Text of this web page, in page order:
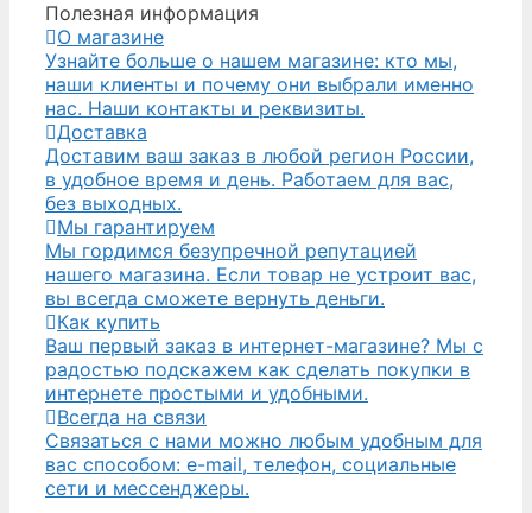
Полезная информация
О магазине
Узнайте больше о нашем магазине: кто мы,
наши клиенты и почему они выбрали именно
нас. Наши контакты и реквизиты.
Доставка
Доставим ваш заказ в любой регион России,
в удобное время и день. Работаем для вас,
без выходных.
Мы гарантируем
Мы гордимся безупречной репутацией
нашего магазина. Если товар не устроит вас,
вы всегда сможете вернуть деньги.
Как купить
Ваш первый заказ в интернет-магазине? Мы с
радостью подскажем как сделать покупки в
интернете простыми и удобными.
Всегда на связи
Связаться с нами можно любым удобным для
вас способом: e-mail, телефон, социальные
сети и мессенджеры.